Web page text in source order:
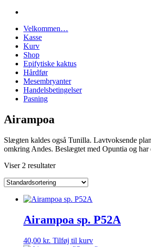
Velkommen…
Kasse
Kurv
Shop
Epifytiske kaktus
Hårdfør
Mesembryanter
Handelsbetingelser
Pasning
Airampoa
Slægten kaldes også Tunilla. Lavtvoksende
omkring Andes. Beslægtet med Opuntia og har
Viser 2 resultater
Airampoa sp. P52A
40,00 kr. Tilføj til kurv